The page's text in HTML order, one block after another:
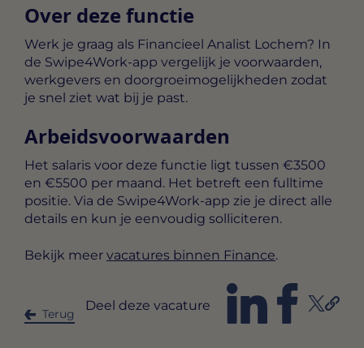
Over deze functie
Werk je graag als Financieel Analist Lochem? In
de Swipe4Work-app vergelijk je voorwaarden,
werkgevers en doorgroeimogelijkheden zodat
je snel ziet wat bij je past.
Arbeidsvoorwaarden
Het salaris voor deze functie ligt tussen €3500
en €5500 per maand . Het betreft een fulltime
positie. Via de Swipe4Work-app zie je direct alle
details en kun je eenvoudig solliciteren.
Bekijk meer vacatures binnen Finance.
Terug
Deel deze vacature